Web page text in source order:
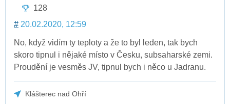
128
# 20.02.2020, 12:59
No, když vidím ty teploty a že to byl leden, tak bych
skoro tipnul i nějaké místo v Česku, subsaharské zemi.
Proudění je vesměs JV, tipnul bych i něco u Jadranu.
Klášterec nad Ohří